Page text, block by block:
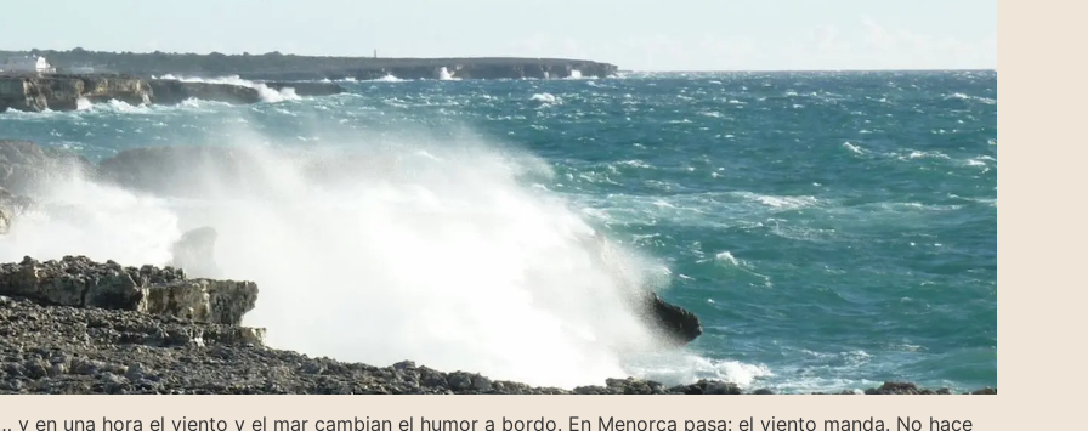
en una hora el viento y el mar cambian el humor a bordo. En Menorca pasa: el viento manda. No hace